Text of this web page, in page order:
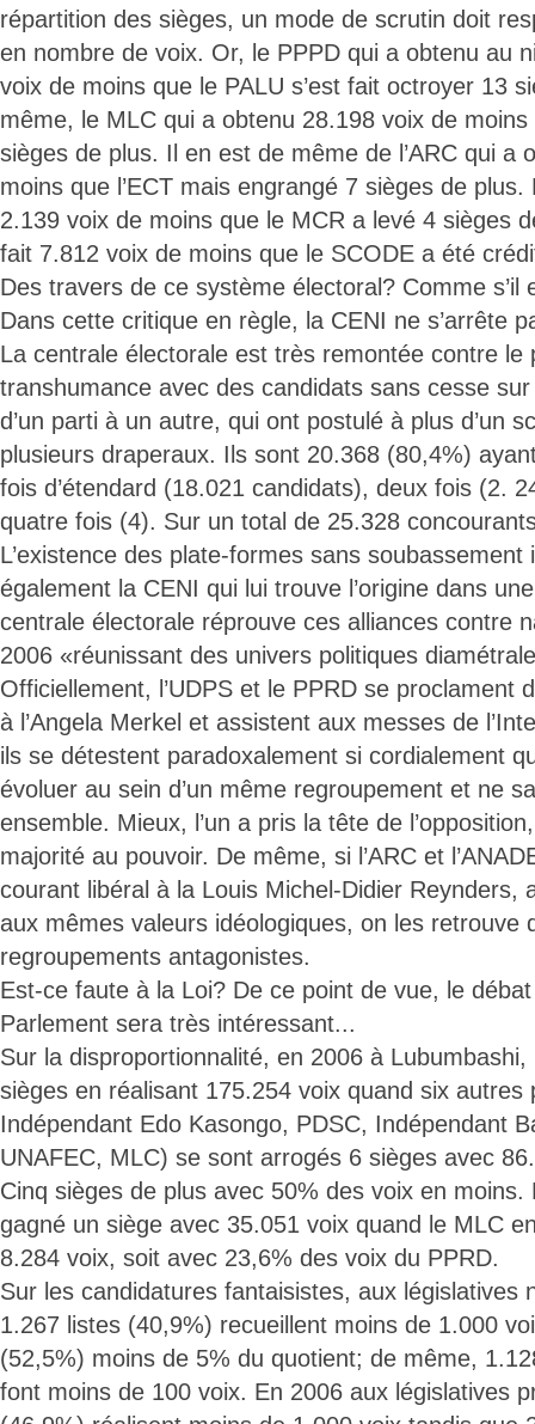
répartition des sièges, un mode de scrutin doit
en nombre de voix. Or, le PPPD qui a obtenu au
voix de moins que le PALU s’est fait octroyer 13
même, le MLC qui a obtenu 28.198 voix de moins
sièges de plus. Il en est de même de l’ARC qui a
moins que l’ECT mais engrangé 7 sièges de plus.
2.139 voix de moins que le MCR a levé 4 sièges
fait 7.812 voix de moins que le SCODE a été
Des travers de ce système électoral? Comme s’il
Dans cette critique en règle, la CENI ne s’arrête
La centrale électorale est très remontée contre le
transhumance avec des candidats sans cesse
d’un parti à un autre, qui ont postulé à plus d’un
plusieurs draperaux. Ils sont 20.368 (80,4%)
fois d’étendard (18.021 candidats), deux fois (2.
quatre fois (4). Sur un total de 25.328
L’existence des plate-formes sans soubassement
également la CENI qui lui trouve l’origine dans
centrale électorale réprouve ces alliances contre
2006 «réunissant des univers politiques
Officiellement, l’UDPS et le PPRD se proclament
à l’Angela Merkel et assistent aux messes de
ils se détestent paradoxalement si cordialement
évoluer au sein d’un même regroupement et ne
ensemble. Mieux, l’un a pris la tête de
majorité au pouvoir. De même, si l’ARC et
courant libéral à la Louis Michel-Didier Reynders,
aux mêmes valeurs idéologiques, on les retrouve
regroupements antagonistes.
Est-ce faute à la Loi? De ce point de vue, le
Parlement sera très intéressant...
Sur la disproportionnalité, en 2006 à
sièges en réalisant 175.254 voix quand six autres
Indépendant Edo Kasongo, PDSC, Indépendant
UNAFEC, MLC) se sont arrogés 6 sièges avec
Cinq sièges de plus avec 50% des voix en moins.
gagné un siège avec 35.051 voix quand le MLC
8.284 voix, soit avec 23,6% des voix du PPRD.
Sur les candidatures fantaisistes, aux législatives
1.267 listes (40,9%) recueillent moins de 1.000
(52,5%) moins de 5% du quotient; de même,
font moins de 100 voix. En 2006 aux législatives